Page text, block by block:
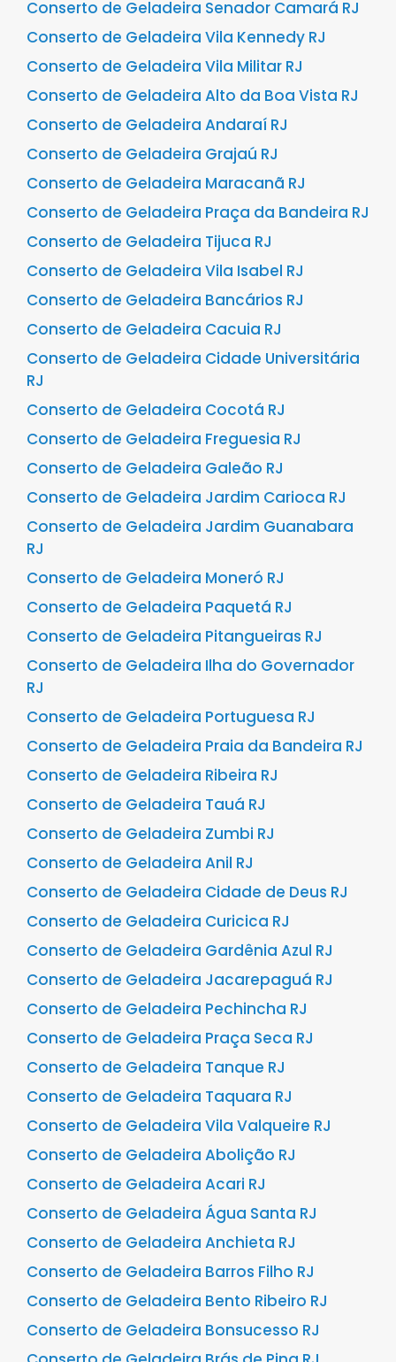
Conserto de Geladeira Senador Camará RJ
Conserto de Geladeira Vila Kennedy RJ
Conserto de Geladeira Vila Militar RJ
Conserto de Geladeira Alto da Boa Vista RJ
Conserto de Geladeira Andaraí RJ
Conserto de Geladeira Grajaú RJ
Conserto de Geladeira Maracanã RJ
Conserto de Geladeira Praça da Bandeira RJ
Conserto de Geladeira Tijuca RJ
Conserto de Geladeira Vila Isabel RJ
Conserto de Geladeira Bancários RJ
Conserto de Geladeira Cacuia RJ
Conserto de Geladeira Cidade Universitária
RJ
Conserto de Geladeira Cocotá RJ
Conserto de Geladeira Freguesia RJ
Conserto de Geladeira Galeão RJ
Conserto de Geladeira Jardim Carioca RJ
Conserto de Geladeira Jardim Guanabara
RJ
Conserto de Geladeira Moneró RJ
Conserto de Geladeira Paquetá RJ
Conserto de Geladeira Pitangueiras RJ
Conserto de Geladeira Ilha do Governador
RJ
Conserto de Geladeira Portuguesa RJ
Conserto de Geladeira Praia da Bandeira RJ
Conserto de Geladeira Ribeira RJ
Conserto de Geladeira Tauá RJ
Conserto de Geladeira Zumbi RJ
Conserto de Geladeira Anil RJ
Conserto de Geladeira Cidade de Deus RJ
Conserto de Geladeira Curicica RJ
Conserto de Geladeira Gardênia Azul RJ
Conserto de Geladeira Jacarepaguá RJ
Conserto de Geladeira Pechincha RJ
Conserto de Geladeira Praça Seca RJ
Conserto de Geladeira Tanque RJ
Conserto de Geladeira Taquara RJ
Conserto de Geladeira Vila Valqueire RJ
Conserto de Geladeira Abolição RJ
Conserto de Geladeira Acari RJ
Conserto de Geladeira Água Santa RJ
Conserto de Geladeira Anchieta RJ
Conserto de Geladeira Barros Filho RJ
Conserto de Geladeira Bento Ribeiro RJ
Conserto de Geladeira Bonsucesso RJ